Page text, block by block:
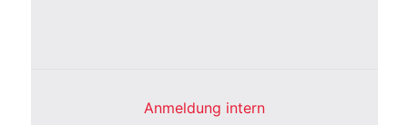
Anmeldung intern